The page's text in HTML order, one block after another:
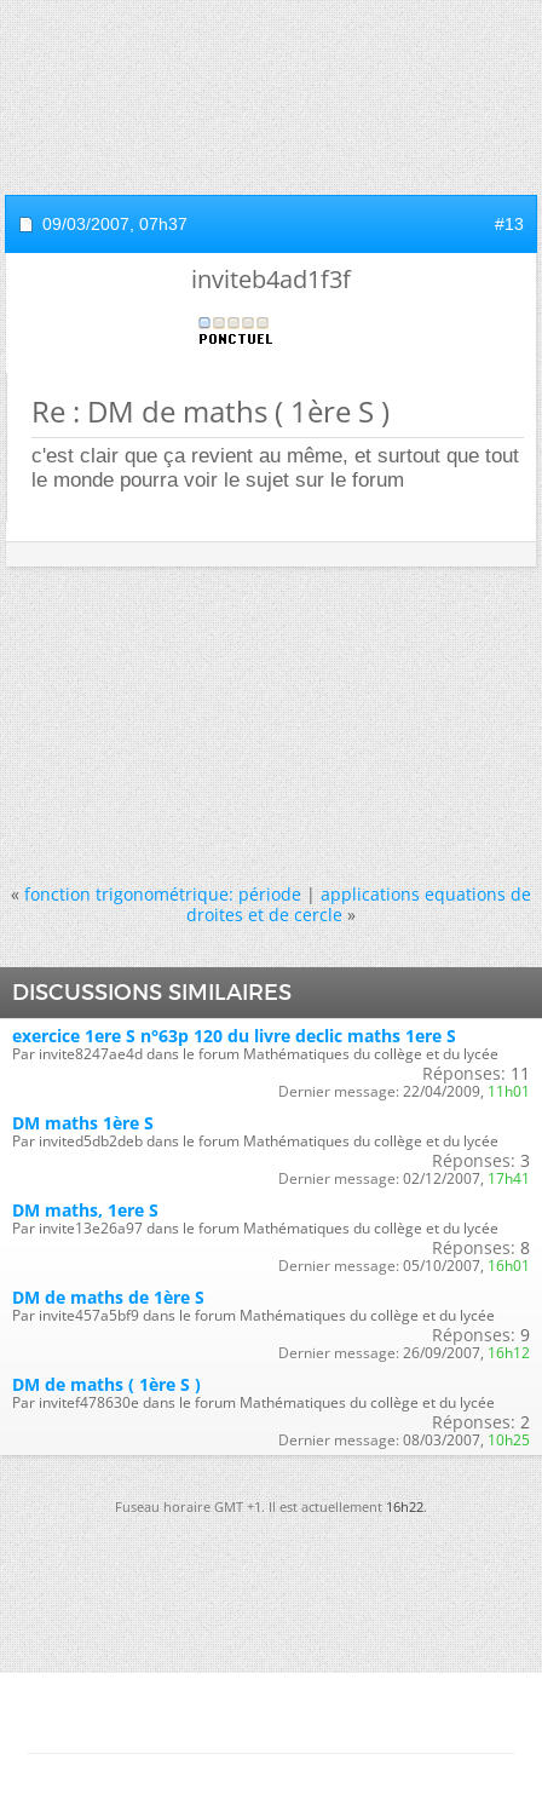
09/03/2007, 07h37 #13
inviteb4ad1f3f
Re : DM de maths ( 1ère S )
c'est clair que ça revient au même, et surtout que tout
le monde pourra voir le sujet sur le forum
« fonction trigonométrique: période|applications equations de
droites et de cercle »
DISCUSSIONS SIMILAIRES
exercice 1ere S n°63p 120 du livre declic maths 1ere S
Par invite8247ae4d dans le forum Mathématiques du collège et du lycée
Réponses: 11
Dernier message: 22/04/2009, 11h01
DM maths 1ère S
Par invited5db2deb dans le forum Mathématiques du collège et du lycée
Réponses: 3
Dernier message: 02/12/2007, 17h41
DM maths, 1ere S
Par invite13e26a97 dans le forum Mathématiques du collège et du lycée
Réponses: 8
Dernier message: 05/10/2007, 16h01
DM de maths de 1ère S
Par invite457a5bf9 dans le forum Mathématiques du collège et du lycée
Réponses: 9
Dernier message: 26/09/2007, 16h12
DM de maths ( 1ère S )
Par invitef478630e dans le forum Mathématiques du collège et du lycée
Réponses: 2
Dernier message: 08/03/2007, 10h25
Fuseau horaire GMT +1. Il est actuellement16h22.